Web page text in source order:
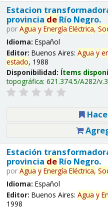
Estacion
provincia deRío Negro.
por Agua y Energía Eléctrica,
Idioma: Español
Editor: Buenos Aires: Agua y
estado, 1988
Disponibilidad: Ítems
topográfica: 621.374.5/A282/v.3
Estación
provincia deRío Negro.
por Agua y Energía Eléctrica,
Idioma: Español
Editor: Buenos Aires: Agua y
1998